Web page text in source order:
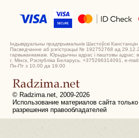
Індывідуальны прадпрымальнік Шастоўскі
Пасведчанне аб рэгістрацыі № 192752768 ад
гарвыканкамам. Юрыдычны адрас і паштовы адрас:
г. Мінск, Рэспубліка Беларусь. +375296314091, e-
Пн-Пт з 10.00 да 19.00
© Radzima.net, 2009-2026
Использование материалов сайта
разрешения правообладателей